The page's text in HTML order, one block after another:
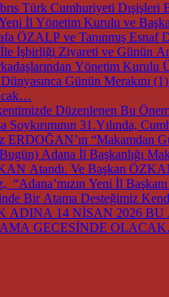
Türk Cumhuriyeti
İl Yönetim Kurulu ve
ÖZALP ve Tanınmış
İle İşbirliği Ziyareti ve Günün
Yönetim Kurulu
Günün Merakını
31.Yılında,
ERDOĞAN’ın
Adana İl Başkanlığı
Atandı. Ve Başkan
Yeni İl
Bir Atama Desteğimiz
14 NİSAN 2026
GECESİNDE